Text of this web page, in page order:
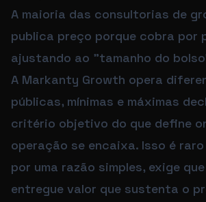
A maioria das consultorias de
publica preço porque cobra por
ajustando ao "tamanho do
A Markanty Growth opera
públicas, mínimas e máximas
critério objetivo do que define
operação se encaixa. Isso é
por uma razão simples, exige
entregue valor que sustenta o